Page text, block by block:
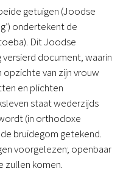
getuigen (Joodse
ondertekent de
Dit Joodse
document, waarin
opzichte van zijn vrouw
en plichten
staat wederzijds
(in orthodoxe
bruidegom getekend.
voorgelezen; openbaar
zullen komen.